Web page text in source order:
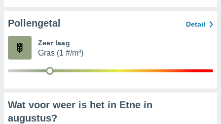
partners
Pollengetal Detail
Zeer laag
Gras (1 #/m³)
Wat voor weer is het in Etne in
augustus?